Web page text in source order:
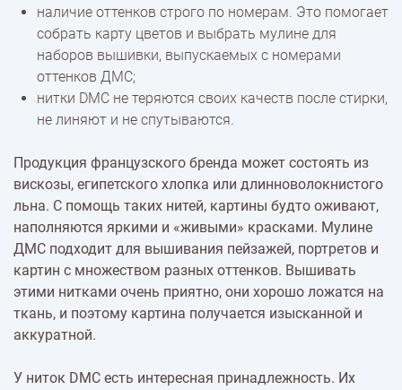
наличие оттенков строго по номерам. Это помогает
собрать карту цветов и выбрать мулине для
наборов вышивки, выпускаемых с номерами
оттенков ДМС;
нитки DMC не теряются своих качеств после стирки,
не линяют и не спутываются.
Продукция французского бренда может состоять из
вискозы, египетского хлопка или длинноволокнистого
льна. С помощь таких нитей, картины будто оживают,
наполняются яркими и «живыми» красками. Мулине
ДМС подходит для вышивания пейзажей, портретов и
картин с множеством разных оттенков. Вышивать
этими нитками очень приятно, они хорошо ложатся на
ткань, и поэтому картина получается изысканной и
аккуратной.
У ниток DMC есть интересная принадлежность. Их